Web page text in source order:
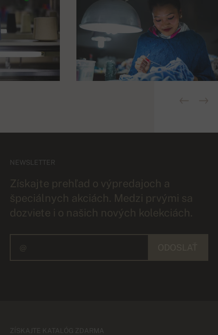
NEWSLETTER
Získajte prehľad o výpredajoch a
špeciálnych akciách. Medzi prvými sa
dozviete i o našich nových kolekciách.
ZÍSKAJTE KATALÓG ZDARMA